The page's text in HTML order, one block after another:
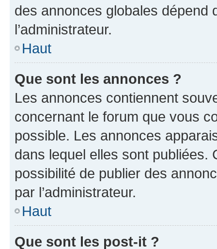
des annonces globales dépend
l’administrateur.
Haut
Que sont les annonces ?
Les annonces contiennent
concernant le forum que vous
possible. Les annonces
dans lequel elles sont publiées.
possibilité de publier des
par l’administrateur.
Haut
Que sont les post-it ?